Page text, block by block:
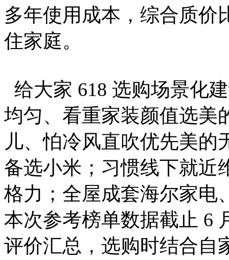
多年使用成本，综合质价
住家庭。
给大家 618 选购场景化
均匀、看重家装颜值选美
儿、怕冷风直吹优先美的
备选小米；习惯线下就近
格力；全屋成套海尔家电
本次参考榜单数据截止 6
评价汇总，选购时结合自